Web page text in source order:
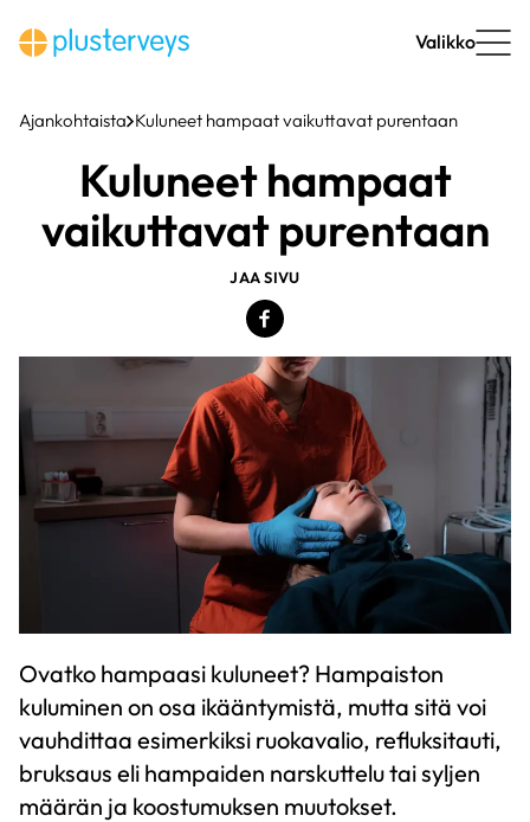
sisältöön
Valikko
Ajankohtaista Kuluneet hampaat vaikuttavat purentaan
Kuluneet hampaat
vaikuttavat purentaan
JAA SIVU
Ovatko hampaasi kuluneet? Hampaiston
kuluminen on osa ikääntymistä, mutta sitä voi
vauhdittaa esimerkiksi ruokavalio, refluksitauti,
bruksaus eli hampaiden narskuttelu tai syljen
määrän ja koostumuksen muutokset.